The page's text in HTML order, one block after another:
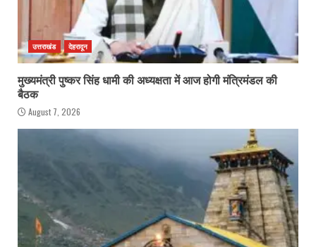
उत्तराखंड देहरादून
मुख्यमंत्री पुष्कर सिंह धामी की अध्यक्षता में आज होगी मंत्रिमंडल की
बैठक
August 7, 2026